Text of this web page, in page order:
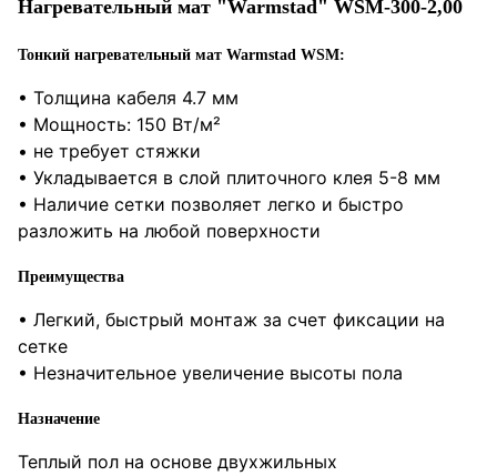
Нагревательный мат "Warmstad" WSM-300-2,00
Тонкий нагревательный мат Warmstad WSM:
• Толщина кабеля 4.7 мм
• Мощность: 150 Вт/м²
• не требует стяжки
• Укладывается в слой плиточного клея 5-8 мм
• Наличие сетки позволяет легко и быстро
разложить на любой поверхности
Преимущества
• Легкий, быстрый монтаж за счет фиксации на
сетке
• Незначительное увеличение высоты пола
Назначение
Теплый пол на основе двухжильных